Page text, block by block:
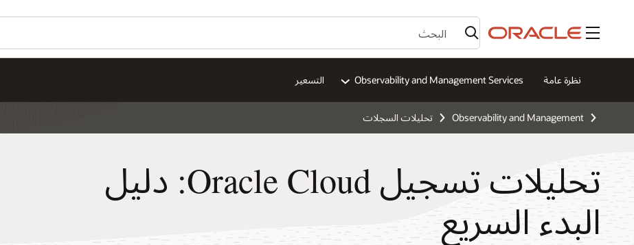
القائمة
نظرة عامة Observability and Management Services التسعير
Observability and Management تحليلات السجلات
تحليلات تسجيل Oracle Cloud: دليل
البدء السريع